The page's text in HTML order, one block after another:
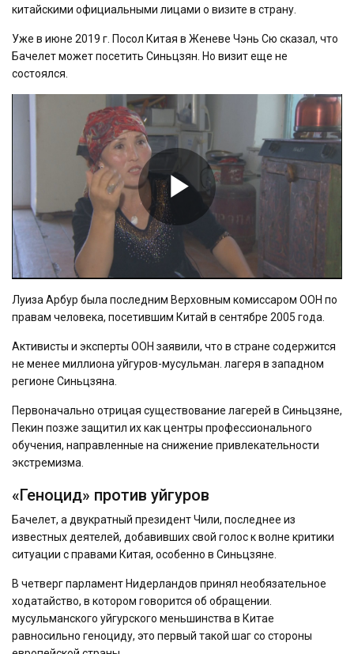
китайскими официальными лицами о визите в страну.
Уже в июне 2019 г. Посол Китая в Женеве Чэнь Сю сказал, что
Бачелет может посетить Синьцзян. Но визит еще не
состоялся.
Play
Video
Луиза Арбур была последним Верховным комиссаром ООН по
правам человека, посетившим Китай в сентябре 2005 года.
Активисты и эксперты ООН заявили, что в стране содержится
не менее миллиона уйгуров-мусульман. лагеря в западном
регионе Синьцзяна.
Первоначально отрицая существование лагерей в Синьцзяне,
Пекин позже защитил их как центры профессионального
обучения, направленные на снижение привлекательности
экстремизма.
«Геноцид» против уйгуров
Бачелет, a двукратный президент Чили, последнее из
известных деятелей, добавивших свой голос к волне критики
ситуации с правами Китая, особенно в Синьцзяне.
В четверг парламент Нидерландов принял необязательное
ходатайство, в котором говорится об обращении.
мусульманского уйгурского меньшинства в Китае
равносильно геноциду, это первый такой шаг со стороны